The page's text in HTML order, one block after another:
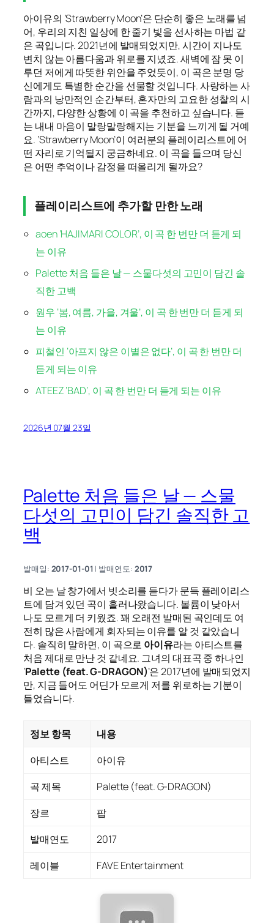
아이유의 ‘Strawberry Moon’은 단순히 좋은 노래를 넘
어, 우리의 지친 일상에 한 줄기 빛을 선사하는 마법 같
은 곡입니다. 2021년에 발매되었지만, 시간이 지나도
변치 않는 아름다움과 위로를 지녔죠. 새벽에 잠 못 이
루던 저에게 따뜻한 위안을 주었듯이, 이 곡은 분명 당
신에게도 특별한 순간을 선물할 것입니다. 사랑하는 사
람과의 낭만적인 순간부터, 혼자만의 고요한 성찰의 시
간까지, 다양한 상황에 이 곡을 추천하고 싶습니다. 듣
는 내내 마음이 말랑말랑해지는 기분을 느끼게 될 거예
요. ‘Strawberry Moon’이 여러분의 플레이리스트에 어
떤 자리로 기억될지 궁금하네요. 이 곡을 들으며 당신
은 어떤 추억이나 감정을 떠올리게 될까요?
플레이리스트에 추가할 만한 노래
aoen ‘HAJIMARI COLOR’, 이 곡 한 번만 더 듣게 되
는 이유
Palette 처음 들은 날 — 스물다섯의 고민이 담긴 솔
직한 고백
원우 ‘봄, 여름, 가을, 겨울’, 이 곡 한 번만 더 듣게 되
는 이유
피철인 ‘아프지 않은 이별은 없다’, 이 곡 한 번만 더
듣게 되는 이유
ATEEZ ‘BAD’, 이 곡 한 번만 더 듣게 되는 이유
2026년 07월 23일
Palette 처음 들은 날 — 스물
다섯의 고민이 담긴 솔직한 고
백
발매일: 2017-01-01 | 발매연도: 2017
비 오는 날 창가에서 빗소리를 듣다가 문득 플레이리스
트에 담겨 있던 곡이 흘러나왔습니다. 볼륨이 낮아서
나도 모르게 더 키웠죠. 꽤 오래전 발매된 곡인데도 여
전히 많은 사람에게 회자되는 이유를 알 것 같았습니
다. 솔직히 말하면, 이 곡으로 아이유라는 아티스트를
처음 제대로 만난 것 같네요. 그녀의 대표곡 중 하나인
‘Palette (feat. G-DRAGON)’은 2017년에 발매되었지
만, 지금 들어도 어딘가 모르게 저를 위로하는 기분이
들었습니다.
정보 항목
내용
아티스트
아이유
곡 제목
Palette (feat. G-DRAGON)
장르
팝
발매연도
2017
레이블
FAVE Entertainment